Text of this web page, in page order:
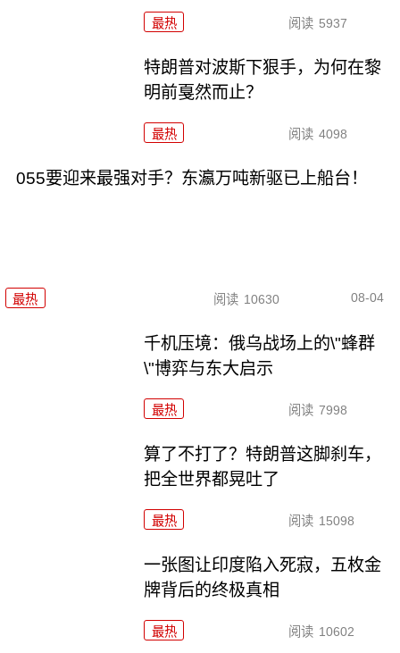
最热 阅读 5937
特朗普对波斯下狠手，为何在黎
明前戛然而止？
最热 阅读 4098
055要迎来最强对手？东瀛万吨新驱已上船台！
最热 阅读 10630 08-04
千机压境：俄乌战场上的\"蜂群
\"博弈与东大启示
最热 阅读 7998
算了不打了？特朗普这脚刹车，
把全世界都晃吐了
最热 阅读 15098
一张图让印度陷入死寂，五枚金
牌背后的终极真相
最热 阅读 10602